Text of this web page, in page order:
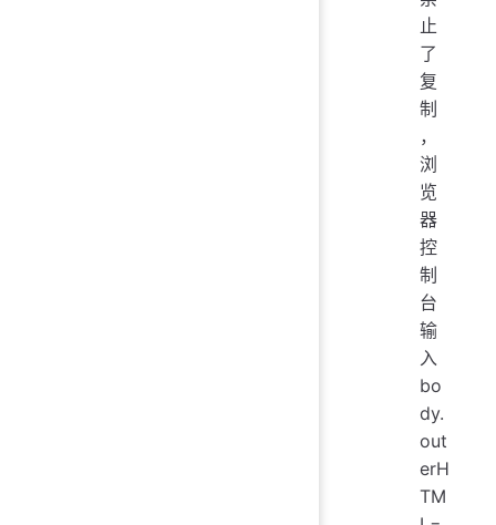
止
了
复
制
，
浏
览
器
控
制
台
输
入
bo
dy.
out
erH
TM